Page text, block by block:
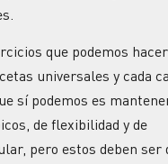
que podemos
universales y cada
sí podemos es
de flexibilidad y de
pero estos deben ser